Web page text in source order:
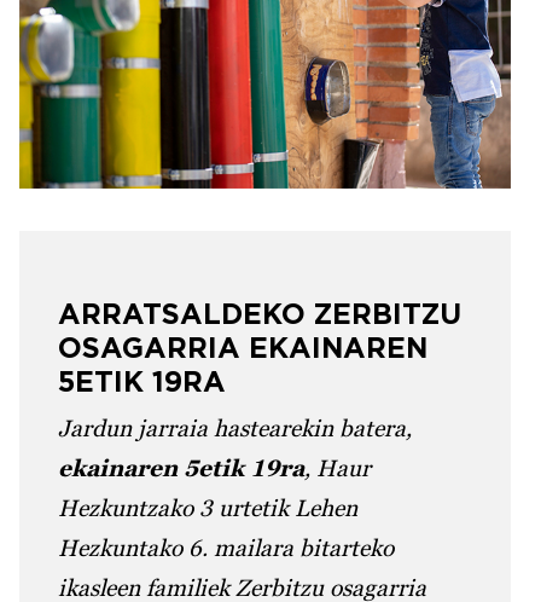
ARRATSALDEKO ZERBITZU
OSAGARRIA EKAINAREN
5ETIK 19RA
Jardun jarraia hastearekin batera,
ekainaren 5etik 19ra, Haur
Hezkuntzako 3 urtetik Lehen
Hezkuntako 6. mailara bitarteko
ikasleen familiek Zerbitzu osagarria